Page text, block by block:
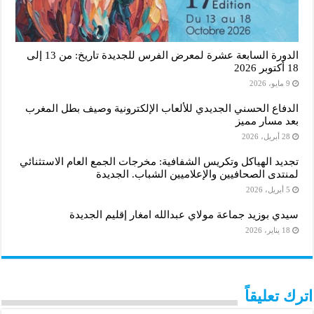
الدورة السابعة عشرة لمعرض الفرس للجديدة تاريخ: من 13 إلى
18 أكتوبر 2026
9 مايو، 2026
الدفاع الحسني الجديدي للألعاب الإلكترونية وصيف بطل المغرب
بعد مسار مميز
28 أبريل، 2026
تجديد الهياكل وتكريس الشفافية: مخرجات الجمع العام الاستثنائي
لمنتدى الصحافيين والإعلاميين الشباب. الجديدة
5 أبريل، 2026
سيدي بوزيد جماعة مولاي عبدالله امغار إقليم الجديدة
18 يناير، 2026
اترك تعليقاً